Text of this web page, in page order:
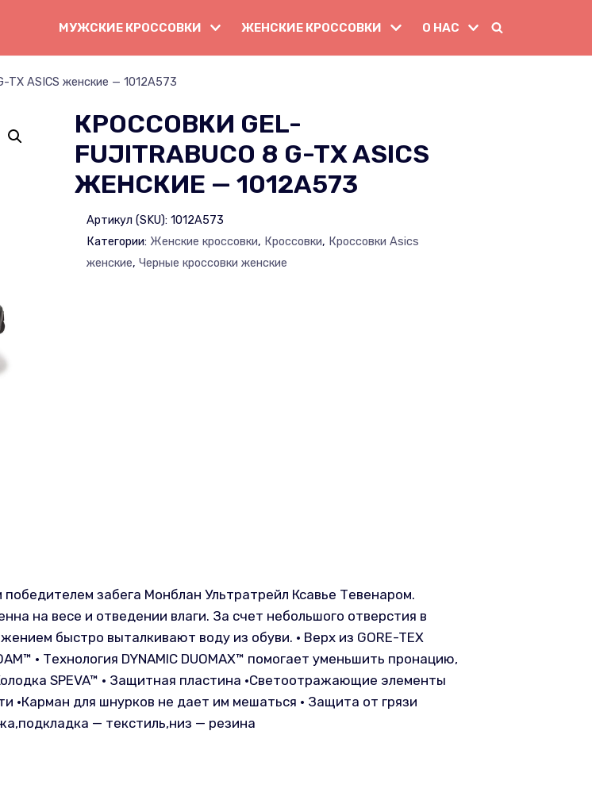
МУЖСКИЕ КРОССОВКИ ЖЕНСКИЕ КРОССОВКИ О НАС
TX ASICS женские — 1012A573
КРОССОВКИ GEL-
FUJITRABUCO 8 G-TX ASICS
ЖЕНСКИЕ — 1012A573
Артикул (SKU):1012A573
Категории: Женские кроссовки, Кроссовки, Кроссовки Asics
женские,Черные кроссовки женские
забега Монблан Ультратрейл Ксавье Тевенаром.
на весе и отведении влаги. За счет небольшого отверстия в
быстро выталкивают воду из обуви. • Верх из GORE-TEX
• Технология DYNAMIC DUOMAX™ помогает уменьшить пронацию,
SPEVA™ • Защитная пластина •Светоотражающие элементы
•Карман для шнурков не дает им мешаться • Защита от грязи
— текстиль,низ — резина